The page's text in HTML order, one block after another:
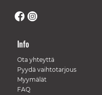
Info
Ota yhteyttä
Pyydä vaihtotarjous
Myymälät
FAQ